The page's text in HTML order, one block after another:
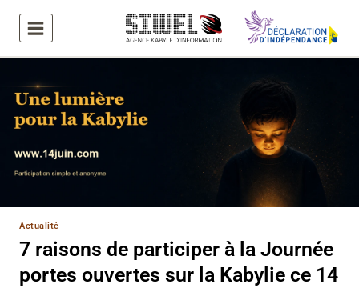
contenu
Actualité
7 raisons de participer à la Journée
portes ouvertes sur la Kabylie ce 14